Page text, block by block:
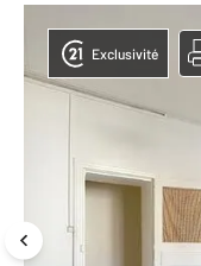
Exclusivité